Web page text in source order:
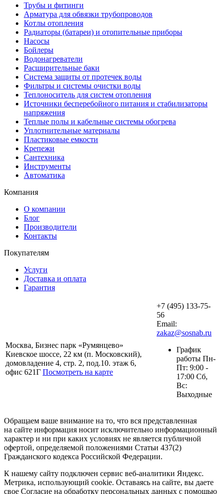
Трубы и фитинги
Арматура для обвязки трубопроводов
Котлы отопления
Радиаторы (батареи) и отопительные приборы
Насосы
Бойлеры
Водонагреватели
Расширительные баки
Система защиты от протечек воды
Фильтры и системы очистки воды
Теплоноситель для систем отопления
Источники бесперебойного питания и стабилизаторы
напряжения
Теплые полы и кабельные системы обогрева
Уплотнительные материалы
Пластиковые емкости
Крепежи
Сантехника
Инструменты
Автоматика
Компания
О компании
Блог
Производители
Контакты
Покупателям
Услуги
Доставка и оплата
Гарантия
Москва, Бизнес парк «Румянцево»
Киевское шоссе, 22 км (п. Московский),
домовладение 4, стр. 2, под.10. этаж 6,
офис 621Г Посмотреть на карте
+7 (495) 133-75-
56
Email:
zakaz@sosnab.ru
График
работы Пн-
Пт: 9:00 -
17:00 Сб,
Вс:
Выходные
Обращаем ваше внимание на то, что вся представленная
на сайте информация носит исключительно информационный
характер и ни при каких условиях не является публичной
офертой, определяемой положениями Статьи 437(2)
Гражданского кодекса Российской Федерации.
К нашему сайту подключен сервис веб-аналитики Яндекс.
Метрика, использующий cookie. Оставаясь на сайте, вы даете
свое Согласие на обработку персональных данных с помощью